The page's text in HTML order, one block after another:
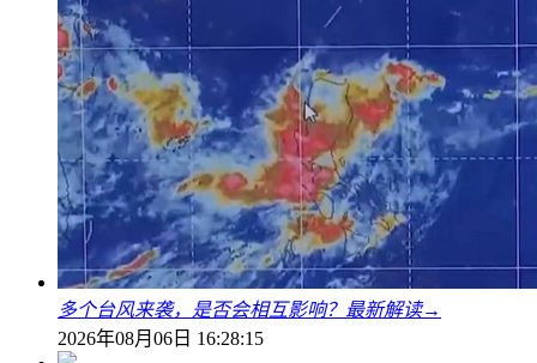
多个台风来袭，是否会相互影响？最新解读→
2026年08月06日 16:28:15